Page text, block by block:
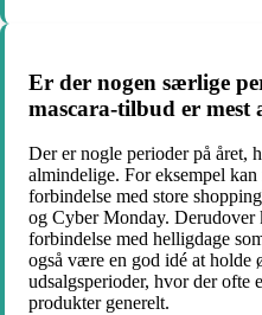
Er der nogen særlige
mascara-tilbud er mest
Der er nogle perioder på året,
almindelige. For eksempel
forbindelse med store
og Cyber Monday.
forbindelse med helligdage
også være en god idé at holde
udsalgsperioder, hvor der ofte
produkter generelt.